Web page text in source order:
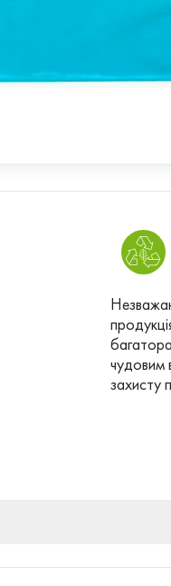
чудовим
захисту